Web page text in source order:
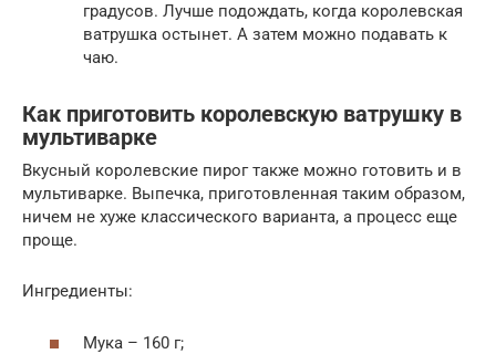
градусов. Лучше подождать, когда королевская
ватрушка остынет. А затем можно подавать к
чаю.
Как приготовить королевскую ватрушку в
мультиварке
Вкусный королевские пирог также можно готовить и в
мультиварке. Выпечка, приготовленная таким образом,
ничем не хуже классического варианта, а процесс еще
проще.
Ингредиенты:
Мука – 160 г;